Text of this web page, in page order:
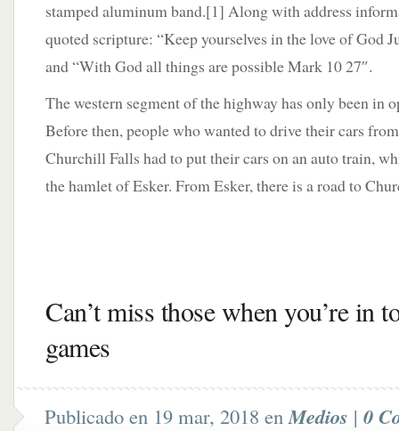
stamped aluminum band.[1] Along with address
quoted scripture: “Keep yourselves in the love of God
and “With God all things are possible Mark 10 27″.
The western segment of the highway has only been in
Before then, people who wanted to drive their cars
Churchill Falls had to put their cars on an auto train,
the hamlet of Esker. From Esker, there is a road to
Can’t miss those when you’re in
games
Publicado en 19 mar, 2018 enMedios | 0